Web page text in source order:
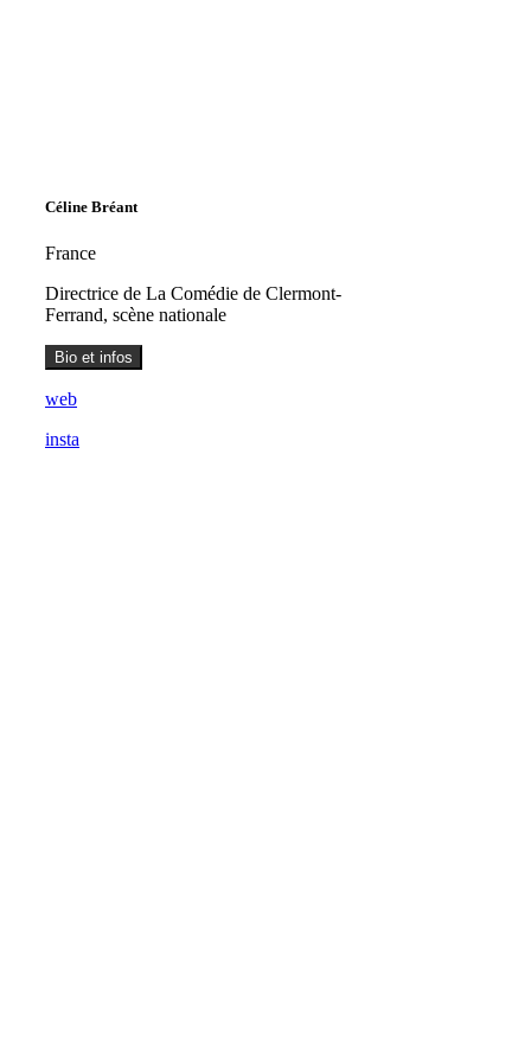
Céline Bréant
France
Directrice de La Comédie de Clermont-
Ferrand, scène nationale
Bio et infos
web
insta